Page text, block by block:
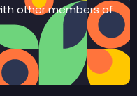
other members of